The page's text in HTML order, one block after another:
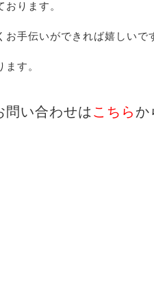
ります。
お手伝いができれば嬉しいで
す。
問い合わせは こちら か